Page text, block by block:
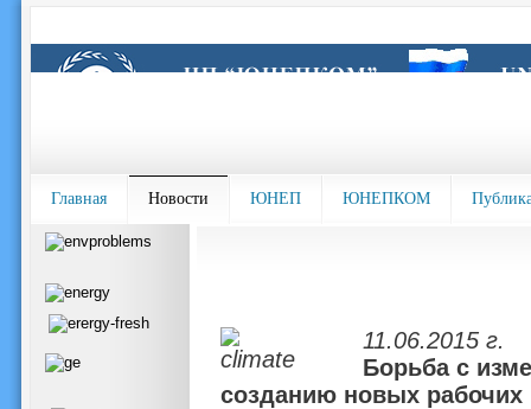
Главная Новости ЮНЕП ЮНЕПКОМ
11.06.2015 г.
Борьба с
созданию новых рабочих